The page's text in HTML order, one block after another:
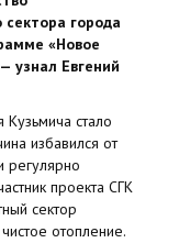
города
«Новое
узнал Евгений
стало
избавился от
регулярно
проекта СГК
сектор
отопление.